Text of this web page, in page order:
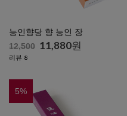
능인향당 향 능인 장
12,500 11,880원
리뷰 8
5%